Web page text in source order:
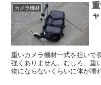
カメラ機材
重いカメラ機材一式を担いで
強くありません。むしろ、重
物にならないくらいに体が壊れています... そこ
（重いと言ってもたかだか